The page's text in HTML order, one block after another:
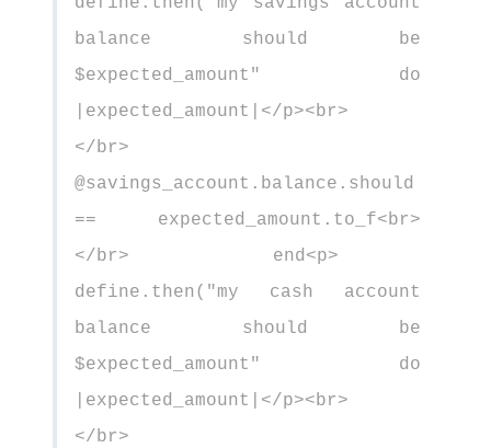
balance should be
$expected_amount" do
|expected_amount|</p><br>
</br>
@savings_account.balance.should
== expected_amount.to_f<br>
</br> end<p>
define.then("my cash account
balance should be
$expected_amount" do
|expected_amount|</p><br>
</br>